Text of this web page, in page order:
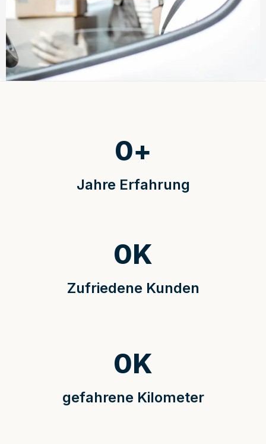
Jahre Erfahrung
0+
Zufriedene Kunden
0K
gefahrene Kilometer
0K